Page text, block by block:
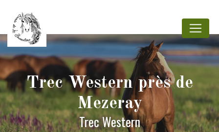
Trec Western près de
Mezeray
Trec Western